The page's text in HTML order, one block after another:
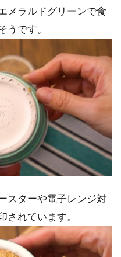
メラルドグリーンで食
うです。
スターや電子レンジ対
されています。